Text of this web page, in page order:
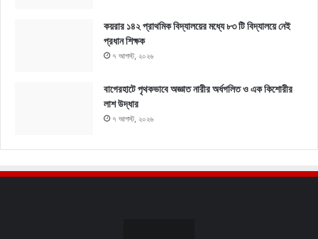
কয়রার ১৪২ প্রাথমিক বিদ্যালয়ের মধ্যে ৮৩ টি বিদ্যালয়ে নেই
প্রধান শিক্ষক
৭ আগস্ট, ২০২৬
বাগেরহাটে পৃথকভাবে অজ্ঞাত নারীর অর্ধগলিত ও এক কিশোরীর
লাশ উদ্ধার
৭ আগস্ট, ২০২৬